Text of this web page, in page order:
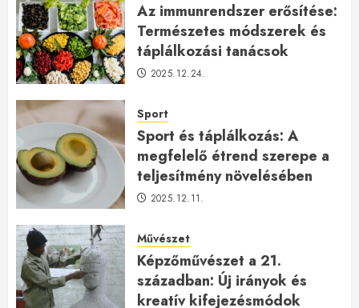
Az immunrendszer erősítése:
Természetes módszerek és
táplálkozási tanácsok
2025.12.24.
Sport
Sport és táplálkozás: A
megfelelő étrend szerepe a
teljesítmény növelésében
2025.12.11.
Művészet
Képzőművészet a 21.
században: Új irányok és
kreatív kifejezésmódok